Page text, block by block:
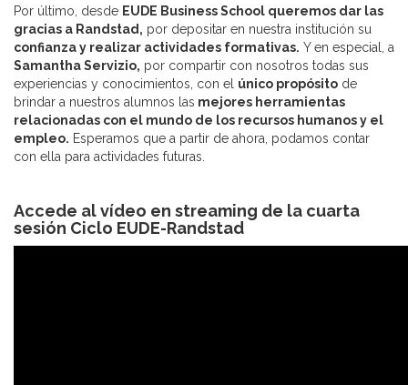
Por último, desde EUDE Business School queremos dar las
gracias a Randstad, por depositar en nuestra institución su
confianza y realizar actividades formativas. Y en especial, a
Samantha Servizio, por compartir con nosotros todas sus
experiencias y conocimientos, con el único propósito de
brindar a nuestros alumnos las mejores herramientas
relacionadas con el mundo de los recursos humanos y el
empleo. Esperamos que a partir de ahora, podamos contar
con ella para actividades futuras.
Accede al vídeo en streaming de la cuarta
sesión Ciclo EUDE-Randstad